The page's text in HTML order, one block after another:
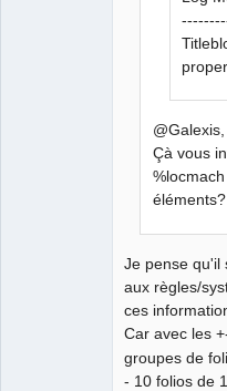
Çà vous
éléments?
Je pense qu'il
aux règles/
ces
Car avec les
groupes de
- 10 folios de